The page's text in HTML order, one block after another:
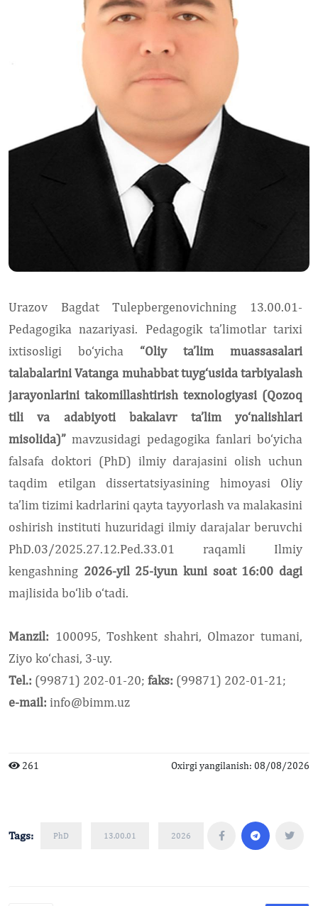
Urazov Bagdat Tulepbergenovichning 13.00.01-
Pedagogika nazariyasi. Pedagogik ta’limotlar tarixi
ixtisosligi bo‘yicha “Oliy ta’lim muassasalari
talabalarini Vatanga muhabbat tuyg‘usida tarbiyalash
jarayonlarini takomillashtirish texnologiyasi (Qozoq
tili va adabiyoti bakalavr ta’lim yo‘nalishlari
misolida)” mavzusidagi pedagogika fanlari bo‘yicha
falsafa doktori (PhD) ilmiy darajasini olish uchun
taqdim etilgan dissertatsiyasining himoyasi Oliy
ta’lim tizimi kadrlarini qayta tayyorlash va malakasini
oshirish instituti huzuridagi ilmiy darajalar beruvchi
PhD.03/2025.27.12.Ped.33.01 raqamli Ilmiy
kengashning 2026-yil 25-iyun kuni soat 16:00 dagi
majlisida bo‘lib o‘tadi.
Manzil: 100095, Toshkent shahri, Olmazor tumani,
Ziyo ko‘chasi, 3-uy.
Tel.: (99871) 202-01-20; faks: (99871) 202-01-21;
e-mail: info@bimm.uz
261 Oxirgi yangilanish: 08/08/2026
Tags: PhD 13.00.01 2026